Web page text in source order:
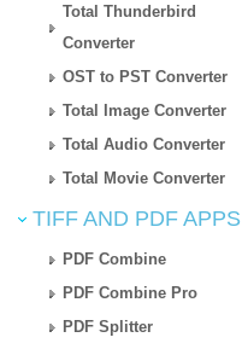
Total Thunderbird
Converter
OST to PST Converter
Total Image Converter
Total Audio Converter
Total Movie Converter
TIFF AND PDF APPS
PDF Combine
PDF Combine Pro
PDF Splitter